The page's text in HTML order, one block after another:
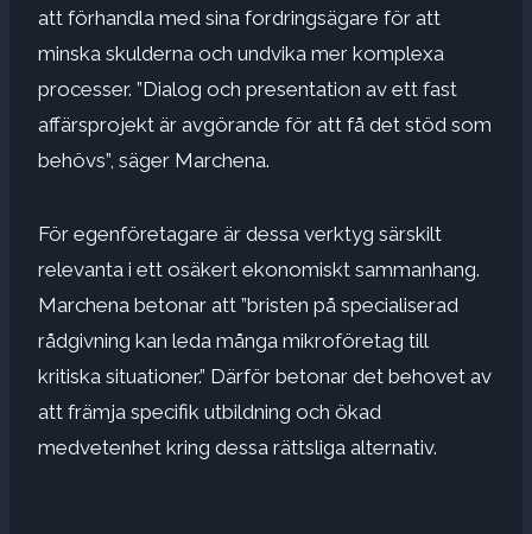
att förhandla med sina fordringsägare för att
minska skulderna och undvika mer komplexa
processer. ”Dialog och presentation av ett fast
affärsprojekt är avgörande för att få det stöd som
behövs”, säger Marchena.
För egenföretagare är dessa verktyg särskilt
relevanta i ett osäkert ekonomiskt sammanhang.
Marchena betonar att ”bristen på specialiserad
rådgivning kan leda många mikroföretag till
kritiska situationer.” Därför betonar det behovet av
att främja specifik utbildning och ökad
medvetenhet kring dessa rättsliga alternativ.